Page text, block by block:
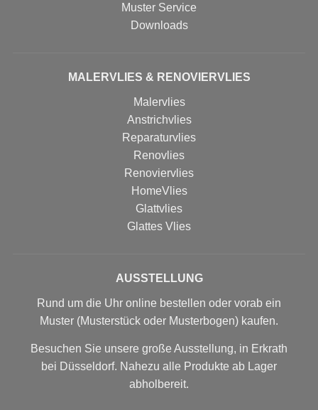
Muster Service
Downloads
MALERVLIES & RENOVIERVLIES
Malervlies
Anstrichvlies
Reparaturvlies
Renovlies
Renoviervlies
HomeVlies
Glattvlies
Glattes Vlies
AUSSTELLUNG
Rund um die Uhr online bestellen oder vorab ein
Muster (Musterstück oder Musterbogen) kaufen.
Besuchen Sie unsere große Ausstellung, in Erkrath
bei Düsseldorf. Nahezu alle Produkte ab Lager
abholbereit.